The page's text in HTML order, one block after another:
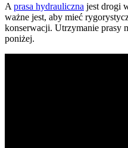
A prasa hydrauliczna jest drogi
ważne jest, aby mieć
konserwacji. Utrzymanie prasy
poniżej.